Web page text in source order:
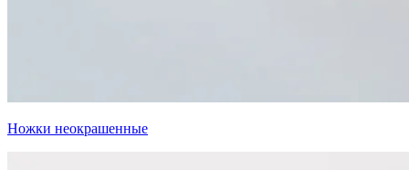
Ножки неокрашенные